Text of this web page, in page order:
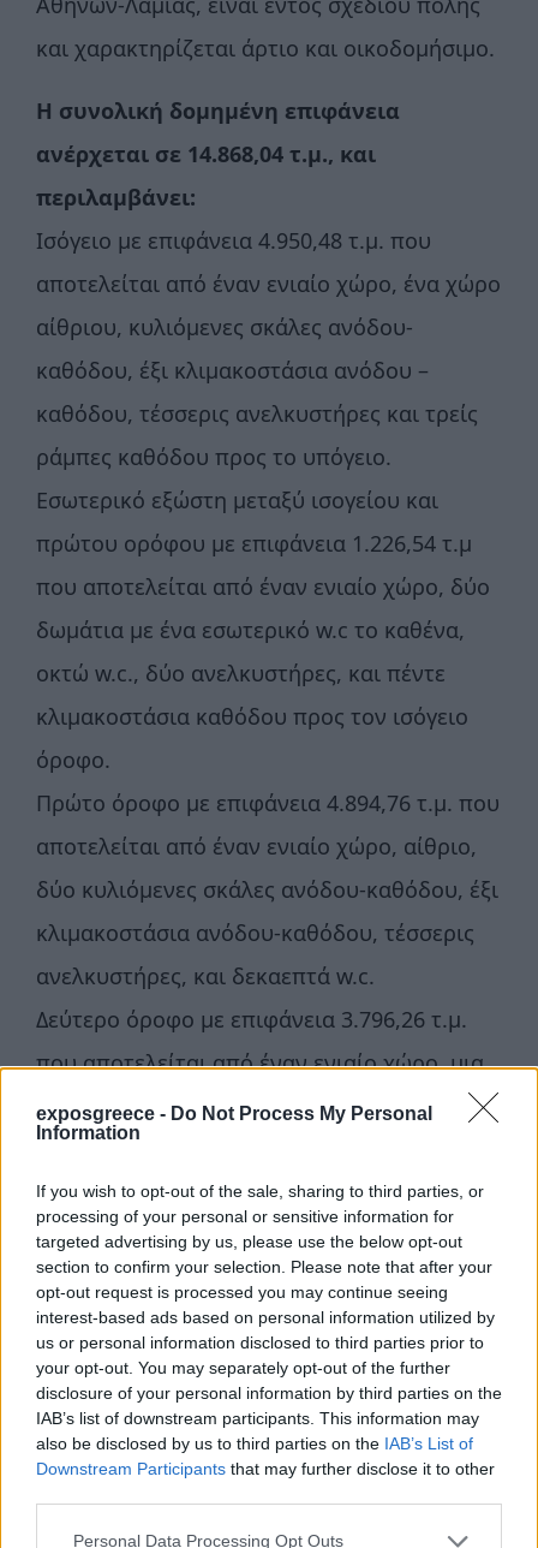
exposgreece - Do Not Process My Personal
Information
If you wish to opt-out of the sale, sharing to third parties, or
processing of your personal or sensitive information for
targeted advertising by us, please use the below opt-out
section to confirm your selection. Please note that after your
opt-out request is processed you may continue seeing
interest-based ads based on personal information utilized by
us or personal information disclosed to third parties prior to
your opt-out. You may separately opt-out of the further
disclosure of your personal information by third parties on the
IAB’s list of downstream participants. This information may
also be disclosed by us to third parties on the IAB’s List of
Downstream Participants that may further disclose it to other
Personal Data Processing Opt Outs
και χαρακτηρίζεται άρτιο και οικοδομήσιμο.
Η συνολική δομημένη επιφάνεια
ανέρχεται σε 14.868,04 τ.μ., και
περιλαμβάνει:
Ισόγειο με επιφάνεια 4.950,48 τ.μ. που
αποτελείται από έναν ενιαίο χώρο, ένα χώρο
αίθριου, κυλιόμενες σκάλες ανόδου-
καθόδου, έξι κλιμακοστάσια ανόδου –
καθόδου, τέσσερις ανελκυστήρες και τρείς
ράμπες καθόδου προς το υπόγειο.
Εσωτερικό εξώστη μεταξύ ισογείου και
πρώτου ορόφου με επιφάνεια 1.226,54 τ.μ
που αποτελείται από έναν ενιαίο χώρο, δύο
δωμάτια με ένα εσωτερικό w.c το καθένα,
οκτώ w.c., δύο ανελκυστήρες, και πέντε
κλιμακοστάσια καθόδου προς τον ισόγειο
όροφο.
Πρώτο όροφο με επιφάνεια 4.894,76 τ.μ. που
αποτελείται από έναν ενιαίο χώρο, αίθριο,
δύο κυλιόμενες σκάλες ανόδου-καθόδου, έξι
κλιμακοστάσια ανόδου-καθόδου, τέσσερις
ανελκυστήρες, και δεκαεπτά w.c.
Δεύτερο όροφο με επιφάνεια 3.796,26 τ.μ.
που αποτελείται από έναν ενιαίο χώρο, μια
κυλιόμενη σκάλα ανόδου-καθόδου, δυο
κλιμακοστάσια ανόδου προς το δώμα και
καθόδου και δυο κλιμακοστάσια καθόδου
προς τον Α’ όροφο.
Το κτίριο έχει συνολικά 16 εισόδους προς το
ισόγειο και τρείς ράμπες καθόδου προς το
υπόγειο.
Πηγή:newmoney.gr